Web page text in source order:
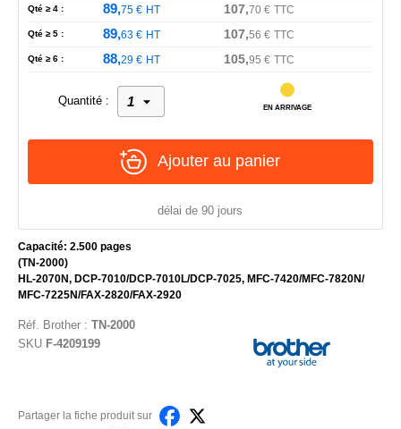
Capacité: 2.500 pages
(TN-2000)
HL-2070N, DCP-7010/DCP-7010L/DCP-7025, MFC-7420/MFC-7820N/
MFC-7225N/FAX-2820/FAX-2920
Réf. Brother: TN-2000
SKU F-4209199
Partager la fiche produit sur
Qté ≥ 4 : 89,75€ HT 107,70€ TTC
Qté ≥ 5 : 89,63€ HT 107,56 € TTC
Qté ≥ 6 : 88,29€ HT 105,95 € TTC
Quantité :
EN ARRIVAGE
Ajouter au panier
délai de 90 jours